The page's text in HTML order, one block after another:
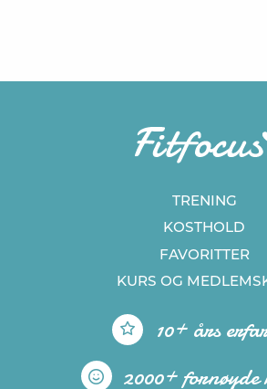
TRENING
KOSTHOLD
FAVORITTER
KURS OG
10+ års
2000+